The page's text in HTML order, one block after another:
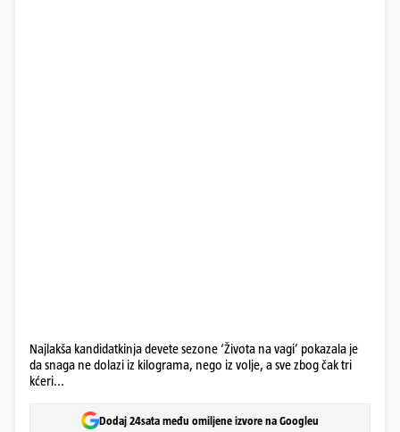
Najlakša kandidatkinja devete sezone ‘Života na vagi’ pokazala je
da snaga ne dolazi iz kilograma, nego iz volje, a sve zbog čak tri
kćeri...
Dodaj 24sata među omiljene izvore na Googleu